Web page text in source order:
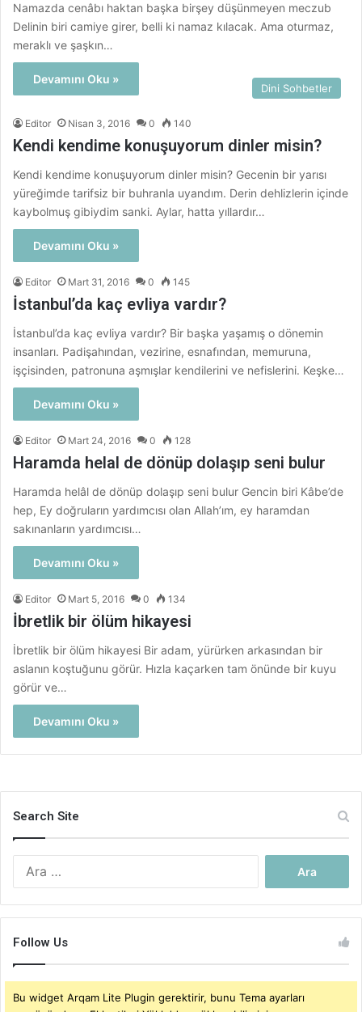
Namazda cenâbı haktan başka birşey düşünmeyen meczub
Delinin biri camiye girer, belli ki namaz kılacak. Ama oturmaz,
meraklı ve şaşkın…
Devamını Oku »
Dini Sohbetler
Editor Nisan 3, 2016 0 140
Kendi kendime konuşuyorum dinler misin?
Kendi kendime konuşuyorum dinler misin? Gecenin bir yarısı
yüreğimde tarifsiz bir buhranla uyandım. Derin dehlizlerin içinde
kaybolmuş gibiydim sanki. Aylar, hatta yıllardır…
Devamını Oku »
Editor Mart 31, 2016 0 145
İstanbul’da kaç evliya vardır?
İstanbul’da kaç evliya vardır? Bir başka yaşamış o dönemin
insanları. Padişahından, vezirine, esnafından, memuruna,
işçisinden, patronuna aşmışlar kendilerini ve nefislerini. Keşke…
Devamını Oku »
Editor Mart 24, 2016 0 128
Haramda helal de dönüp dolaşıp seni bulur
Haramda helâl de dönüp dolaşıp seni bulur Gencin biri Kâbe’de
hep, Ey doğruların yardımcısı olan Allah’ım, ey haramdan
sakınanların yardımcısı…
Devamını Oku »
Editor Mart 5, 2016 0 134
İbretlik bir ölüm hikayesi
İbretlik bir ölüm hikayesi Bir adam, yürürken arkasından bir
aslanın koştuğunu görür. Hızla kaçarken tam önünde bir kuyu
görür ve…
Devamını Oku »
Search Site
Follow Us
Bu widget Arqam Lite Plugin gerektirir, bunu Tema ayarları